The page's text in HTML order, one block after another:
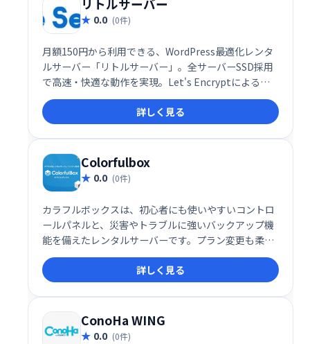
リトルサーバー
0.0 (0件)
月額150円から利用できる、WordPress最適化レンタ
ルサーバー「リトルサーバー」。全サーバーSSD採用
で高速・快適な動作を実現。Let's Encryptによる無
料SSL化やHTTP/2にも対応し、低価格でも安心してホ
ームページ運営が可能です。
詳しく見る
Colorfulbox
0.0 (0件)
カラフルボックスは、初心者にも使いやすいコントロ
ールパネルと、災害やトラブルに強いバックアップ機
能を備えたレンタルサーバーです。プラン変更も柔軟
に行え、安心・安全にウェブサイトを運営したい方に
最適です。
詳しく見る
ConoHa WING
0.0 (0件)